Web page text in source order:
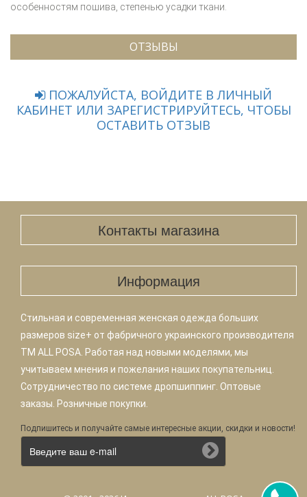
особенностям пошива, степенью усадки ткани.
ОТЗЫВЫ
ПОЖАЛУЙСТА, ВОЙДИТЕ В ЛИЧНЫЙ
КАБИНЕТ ИЛИ ЗАРЕГИСТРИРУЙТЕСЬ, ЧТОБЫ
ОСТАВИТЬ ОТЗЫВ
Контакты магазина
Информация
Стильная и современная женская одежда больших
размеров size+ от фабричного украинского производителя
TM ALL POSA. Работая над новыми моделями, мы
учитываем мнения и пожелания наших покупательниц.
Сотрудничество по системе дропшиппинг. Оптовые
заказы. Розничные покупки.
Подпишитесь и получайте самые интересные акции, скидки и новости!